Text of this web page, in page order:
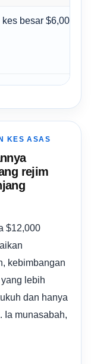
besar $6,000
KES ASAS
rejim
$12,000
kebimbangan
lebih
dan hanya
munasabah,